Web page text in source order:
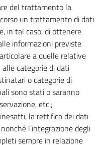
del trattamento la
un trattamento di dati
in tal caso, di ottenere
informazioni previste
a quelle relative
categorie di dati
o categorie di
sono stati o saranno
etc.;
la rettifica dei dati
l’integrazione degli
sempre in relazione